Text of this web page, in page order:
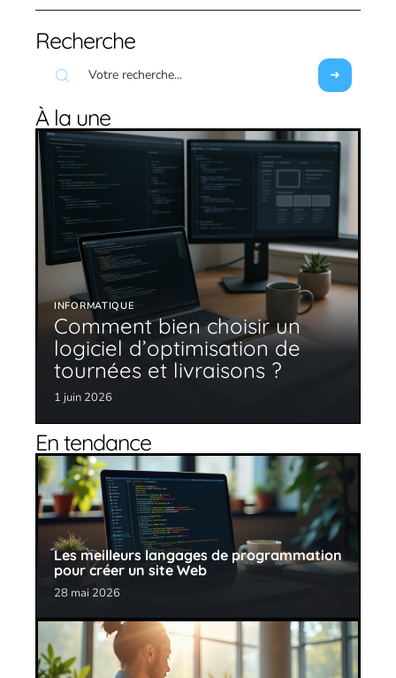
Recherche
À la une
INFORMATIQUE
Comment bien choisir un
logiciel d’optimisation de
tournées et livraisons ?
1 juin 2026
En tendance
Les meilleurs langages de programmation
pour créer un site Web
28 mai 2026